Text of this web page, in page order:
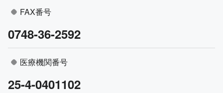
FAX番号
0748-36-2592
医療機関番号
25-4-0401102